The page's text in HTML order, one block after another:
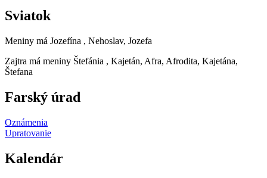
Sviatok
Meniny má Jozefína , Nehoslav, Jozefa
Zajtra má meniny Štefánia , Kajetán, Afra, Afrodita, Kajetána,
Štefana
Farský úrad
Oznámenia
Upratovanie
Kalendár